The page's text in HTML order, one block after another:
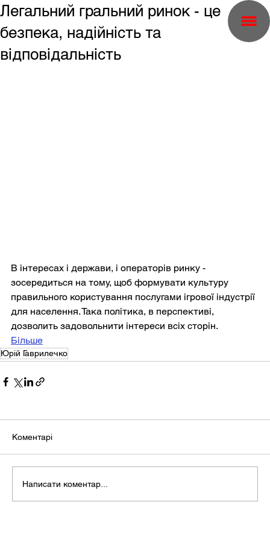
Легальний гральний ринок - це
безпека, надійність та
відповідальність
В інтересах і держави, і операторів ринку -
зосередиться на тому, щоб формувати культуру
правильного користування послугами ігрової індустрії
для населення. Така політика, в перспективі,
дозволить задовольнити інтереси всіх сторін.
Більше
Юрій Гаврилечко
Коментарі
Написати коментар...